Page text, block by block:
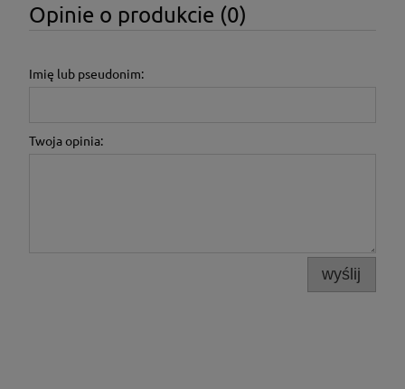
Opinie o produkcie (0)
Imię lub pseudonim:
Twoja opinia:
wyślij